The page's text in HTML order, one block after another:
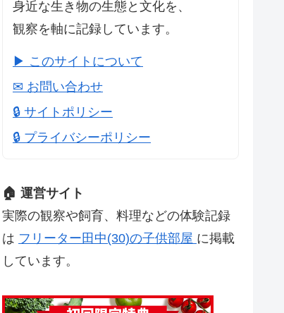
身近な生き物の生態と文化を、
観察を軸に記録しています。
▶ このサイトについて
✉ お問い合わせ
🔒 サイトポリシー
🔒 プライバシーポリシー
🏠 運営サイト
実際の観察や飼育、料理などの体験記録
は フリーター田中(30)の子供部屋 に掲載
しています。